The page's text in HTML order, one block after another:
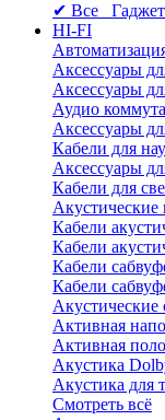
✔ Все
HI-FI
Аксессуары
Аксессуары
Аудио
Аксессуары
Кабели для
Аксессуары
Кабели для
Акустические
Кабели
Кабели
Кабели
Кабели
Активная
Активная
Акустика
Акустика для
Смотреть всё